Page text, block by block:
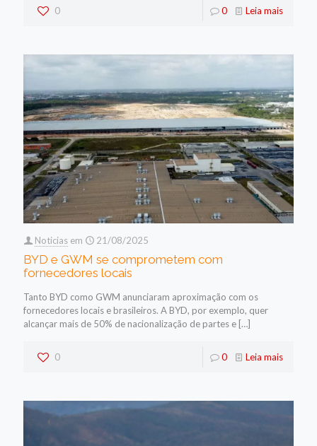
0 0 Leia mais
Noticias em 21/08/2025
BYD e GWM se comprometem com
fornecedores locais
Tanto BYD como GWM anunciaram aproximação com os
fornecedores locais e brasileiros. A BYD, por exemplo, quer
alcançar mais de 50% de nacionalização de partes e […]
0 0 Leia mais